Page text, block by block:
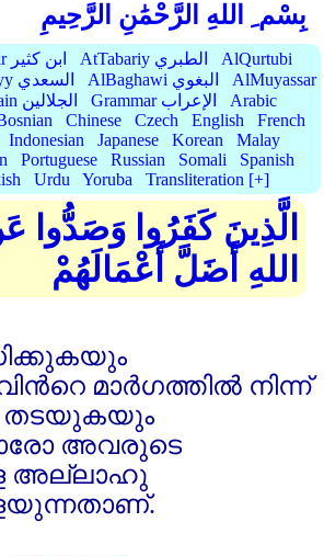
بِسْم ِ اللهِ الرَّحْمَٰنِ الرَّحِيمِ
IbnKathir ابن كثير AtTabariy الطبري
AlQurtubi
AsSaadiyy السعدي AlBaghawi البغوي
AlMuyassar
AlJalalain الجلالين Grammar الإعراب
Arabic
Chinese Czech English
French
Indonesian Japanese Korean
Malay
Portuguese Russian Somali
Spanish
Urdu Yoruba Transliteration [+]
الَّذِينَ كَفَرُوا وَصَدُّوا
اللهِ أَضَلَّ أَعْمَالَهُمْ
മാര്‍ഗത്തില്‍ നിന്ന്‌
തടയുകയും
അവരുടെ
അല്ലാഹു